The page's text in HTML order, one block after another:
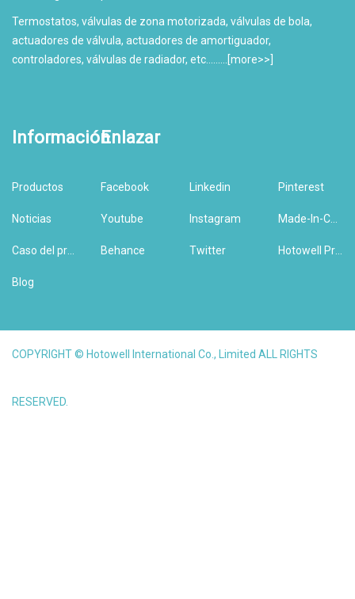
Termostatos, válvulas de zona motorizada, válvulas de bola,
actuadores de válvula, actuadores de amortiguador,
controladores, válvulas de radiador, etc.........[more>>
Información
Productos
Noticias
Caso del producto
Blog
Enlazar
Facebook Linkedin Pinterest
Youtube Instagram Made-In-China
Behance Twitter Hotowell Previous Version Website
COPYRIGHT © Hotowell International Co., Limited ALL RIGHTS
RESERVED.